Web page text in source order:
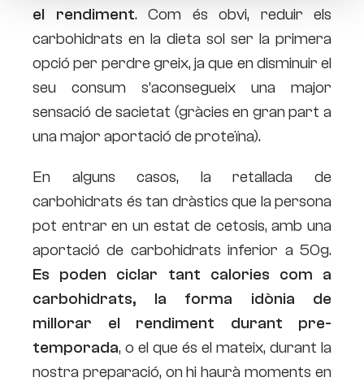
el rendiment. Com és obvi, reduir els
carbohidrats en la dieta sol ser la primera
opció per perdre greix, ja que en disminuir el
seu consum s’aconsegueix una major
sensació de sacietat (gràcies en gran part a
una major aportació de proteïna).
En alguns casos, la retallada de
carbohidrats és tan dràstics que la persona
pot entrar en un estat de cetosis, amb una
aportació de carbohidrats inferior a 50g.
Es poden ciclar tant calories com a
carbohidrats, la forma idònia de
millorar el rendiment durant pre-
temporada, o el que és el mateix, durant la
nostra preparació, on hi haurà moments en